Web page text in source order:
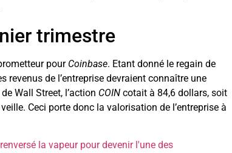
trimestre
pour Coinbase. Etant donné le regain de
revenus de l’entreprise devraient connaître une
Wall Street, l’action COINcotait à 84,6 dollars, soit
Ceci porte donc la valorisation de l’entreprise à
la vapeur pour devenir l'une des